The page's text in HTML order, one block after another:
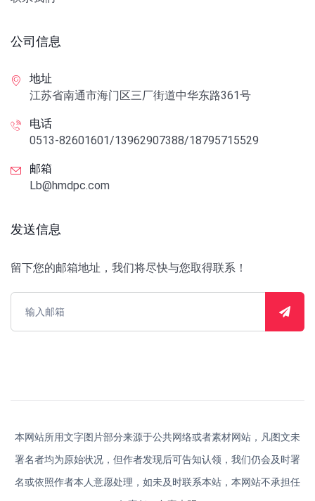
公司信息
地址
江苏省南通市海门区三厂街道中华东路361号
电话
0513-82601601/13962907388/18795715529
邮箱
Lb@hmdpc.com
发送信息
留下您的邮箱地址，我们将尽快与您取得联系！
本网站所用文字图片部分来源于公共网络或者素材网站，凡图文未
署名者均为原始状况，但作者发现后可告知认领，我们仍会及时署
名或依照作者本人意愿处理，如未及时联系本站，本网站不承担任